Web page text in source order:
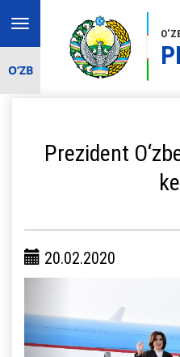
Toggle
navigation
O‘ZB
Prezident
20.02.2020